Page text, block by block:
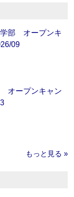
部 オープンキ
09
オープンキャン
もっと見る »